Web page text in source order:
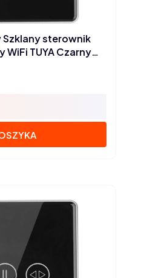
sterownik
WiFi TUYA Czarny